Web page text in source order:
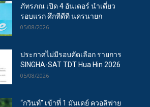
ภัทรภณ เปิด 4 อันเดอร์ นำเดี่ยว
รอบแรก ศึกทีดีที นครนายก
05/08/2026
ประกาศไม่มีรอบคัดเลือก รายการ
SINGHA-SAT TDT Hua Hin 2026
05/08/2026
“กวินท์” เข้าที่ 1 มันเดย์ ควอลิฟาย